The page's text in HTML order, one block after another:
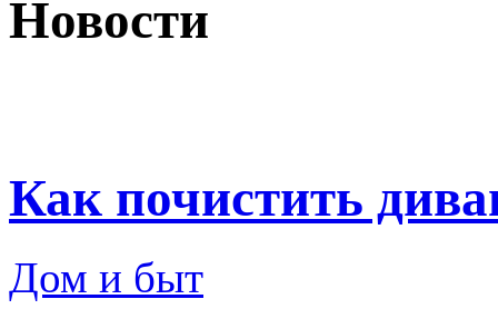
Новости
Как почистить
Дом и быт